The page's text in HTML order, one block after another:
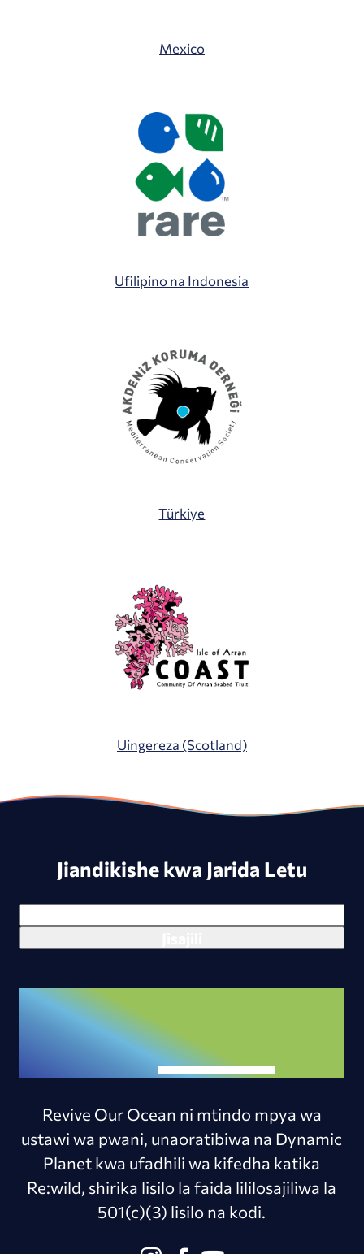
Mexico
Ufilipino na Indonesia
Türkiye
Uingereza (Scotland)
Jiandikishe kwa Jarida Letu
Revive Our Ocean ni mtindo mpya wa
ustawi wa pwani, unaoratibiwa na Dynamic
Planet kwa ufadhili wa kifedha katika
Re:wild, shirika lisilo la faida lililosajiliwa la
501(c)(3) lisilo na kodi.